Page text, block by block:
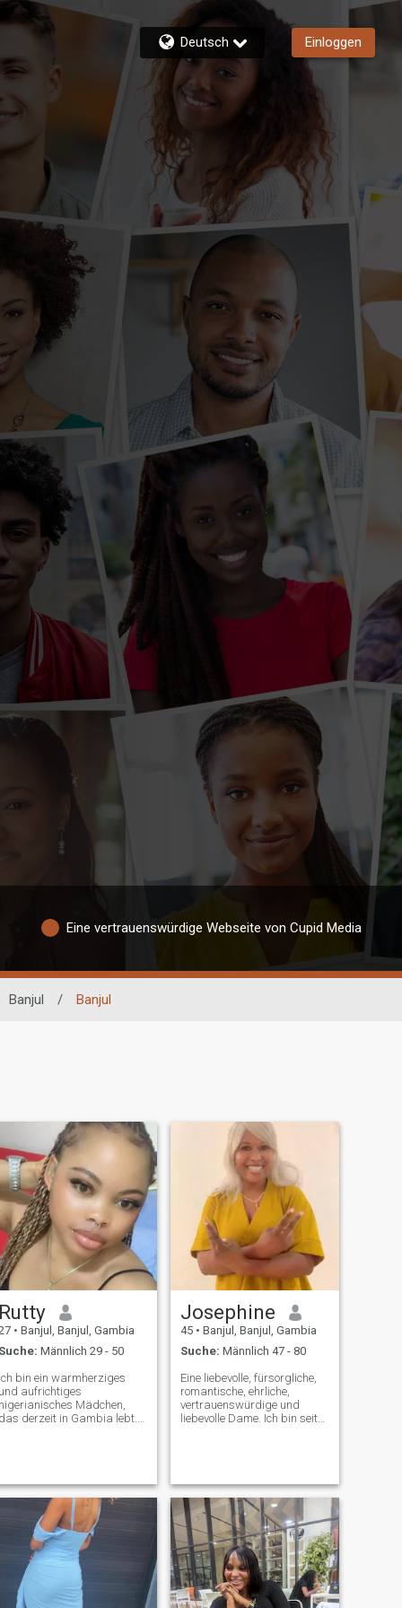
Deutsch Einloggen
Eine vertrauenswürdige Webseite von Cupid Media
Banjul / Banjul
Rutty
• Banjul, Banjul, Gambia
Suche: Männlich 29 - 50
Ich bin ein warmherziges
und aufrichtiges
nigerianisches Mädchen,
das derzeit in Gambia lebt.
Leben und schätze
Respekt,
Königlichkeit und
Freundlichkeit. Ich genieße
die einfachen Dinge, die
Glück bringen, wie zum
Beispiel gute Gespräche,
Lachen, Zeit mit geliebten
Menschen verbringen und
Josephine
45 • Banjul, Banjul, Gambia
Suche: Männlich 47 - 80
Eine liebevolle, fürsorgliche,
romantische, ehrliche,
vertrauenswürdige und
liebevolle Dame. Ich bin seit
zu spielen. Keine Nacktfotos
oder Videos. Wenn du keinen
Videoanruf willst, schreib mir
keine Nachricht. Ich bin 45
Jahre alt und Mutter von
zwei Kindern. Ich bin aus
Sierra Leone und ein Christ,
der mit seinen 2 Kindern lebt.
Ich bin Grundschullehrerin,